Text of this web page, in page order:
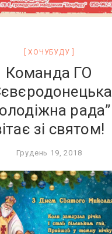
ХОЧУБУДУ
Команда ГО
рада”
зі святом!
Грудень 19, 2018